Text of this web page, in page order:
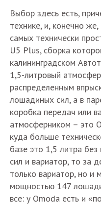
Выбор здесь есть,
технике, и, конечно
самых технически
U5 Plus, сборка
калининградском
1,5-литровый
распределенным
лошадиных сил, а в
коробка передач или
атмосферником – это
куда больше
базе это 1,5 литра
сил и вариатор, то за
только вариатор, но и
мощностью 147
все: у Omoda есть и